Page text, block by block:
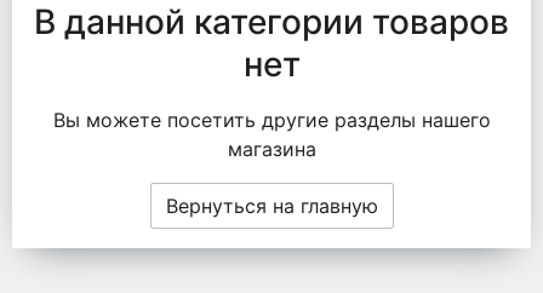
В данной категории товаров
нет
Вы можете посетить другие разделы нашего
магазина
Вернуться на главную